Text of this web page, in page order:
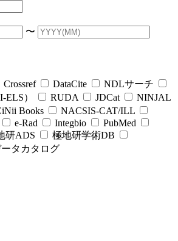
〜
Crossref DataCite
NDLサーチ
ELS）
RUDA JDCat
NINJAL
Books
NACSIS-CAT/ILL
e-Rad Integbio
PubMed
研ADS
極地研学術DB
タカタログ